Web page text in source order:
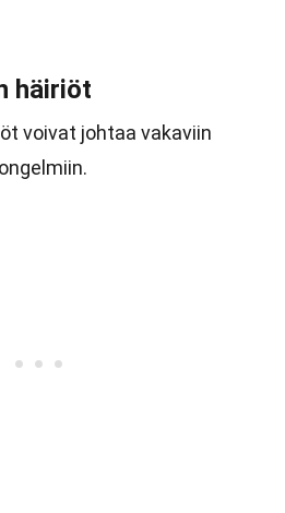
häiriöt
voivat johtaa vakaviin